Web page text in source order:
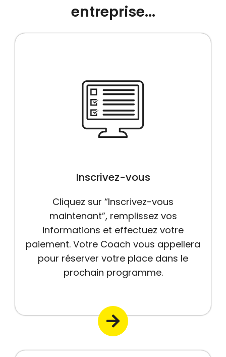
entreprise...
Inscrivez-vous
Cliquez sur “Inscrivez-vous
maintenant”, remplissez vos
informations et effectuez votre
paiement. Votre Coach vous appellera
pour réserver votre place dans le
prochain programme.